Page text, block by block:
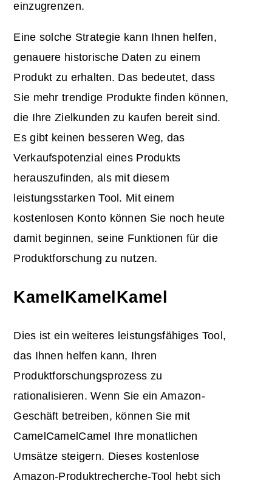
einzugrenzen.
Eine solche Strategie kann Ihnen helfen,
genauere historische Daten zu einem
Produkt zu erhalten. Das bedeutet, dass
Sie mehr trendige Produkte finden können,
die Ihre Zielkunden zu kaufen bereit sind.
Es gibt keinen besseren Weg, das
Verkaufspotenzial eines Produkts
herauszufinden, als mit diesem
leistungsstarken Tool. Mit einem
kostenlosen Konto können Sie noch heute
damit beginnen, seine Funktionen für die
Produktforschung zu nutzen.
KamelKamelKamel
Dies ist ein weiteres leistungsfähiges Tool,
das Ihnen helfen kann, Ihren
Produktforschungsprozess zu
rationalisieren. Wenn Sie ein Amazon-
Geschäft betreiben, können Sie mit
CamelCamelCamel Ihre monatlichen
Umsätze steigern. Dieses kostenlose
Amazon-Produktrecherche-Tool hebt sich